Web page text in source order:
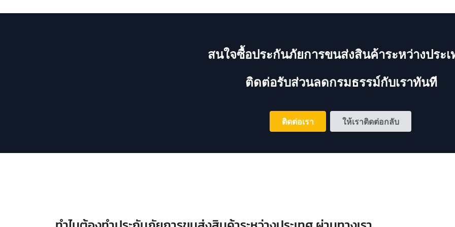
สนใจซื้อประกันภัยการขนส่งสินค้าระหว่างประเ
ติดต่อรับส่วนลดกรมธรรม์กับเราทันที
ติดต่อเรา ให้เราติดต่อกลับ